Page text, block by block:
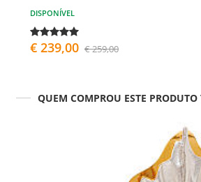
DISPONÍVEL
€ 239,00 € 259,00
QUEM COMPROU ESTE